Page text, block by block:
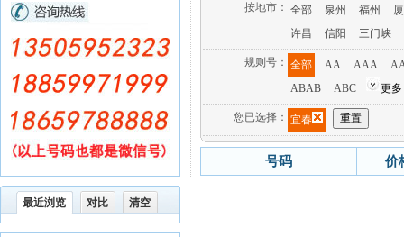
最近浏览 对比 清空
按地市： 全部 泉州 福州
许昌
信阳 三门峡
规则号： 全部 AA AAA
ABAB
ABC 更多
您已选择： 宜春
号码 价